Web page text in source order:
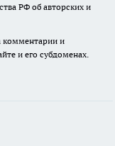
РФ об авторских и
комментарии и
и его субдоменах.